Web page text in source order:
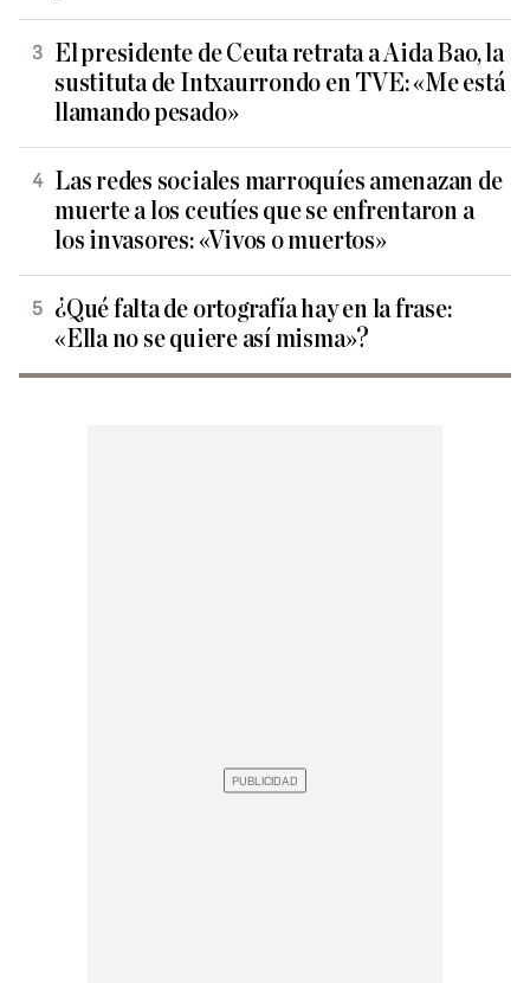
El presidente de Ceuta retrata a Aida Bao, la
sustituta de Intxaurrondo en TVE: «Me está
llamando pesado»
Las redes sociales marroquíes amenazan de
muerte a los ceutíes que se enfrentaron a
los invasores: «Vivos o muertos»
¿Qué falta de ortografía hay en la frase:
«Ella no se quiere así misma»?